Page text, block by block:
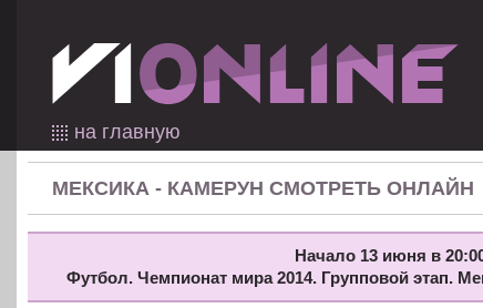
на главную
МЕКСИКА - КАМЕРУН СМОТРЕТЬ ОНЛАЙН
Начало 13 июня в
Футбол. Чемпионат мира 2014. Групповой этап.